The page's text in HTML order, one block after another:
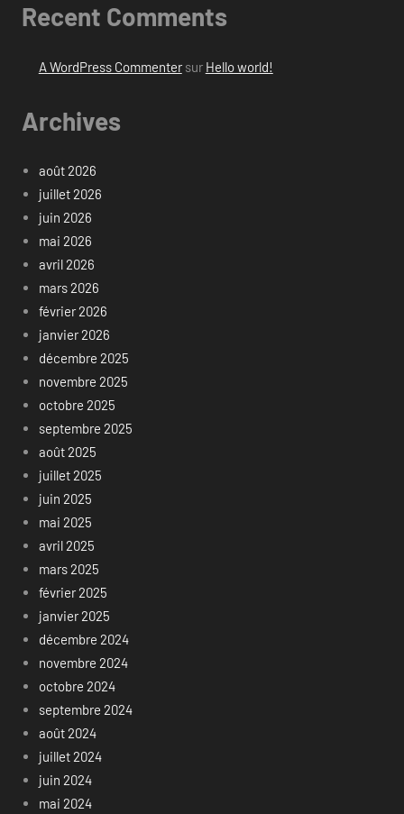
Recent Comments
A WordPress Commentersur Hello world!
Archives
août 2026
juillet 2026
juin 2026
mai 2026
avril 2026
mars 2026
février 2026
janvier 2026
décembre 2025
novembre 2025
octobre 2025
septembre 2025
août 2025
juillet 2025
juin 2025
mai 2025
avril 2025
mars 2025
février 2025
janvier 2025
décembre 2024
novembre 2024
octobre 2024
septembre 2024
août 2024
juillet 2024
juin 2024
mai 2024